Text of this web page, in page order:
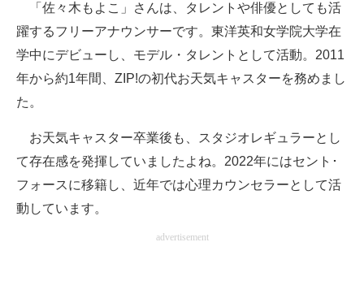
「佐々木もよこ」さんは、タレントや俳優としても活
躍するフリーアナウンサーです。東洋英和女学院大学在
学中にデビューし、モデル・タレントとして活動。2011
年から約1年間、ZIP!の初代お天気キャスターを務めまし
た。
お天気キャスター卒業後も、スタジオレギュラーとし
て存在感を発揮していましたよね。2022年にはセント･
フォースに移籍し、近年では心理カウンセラーとして活
動しています。
advertisement